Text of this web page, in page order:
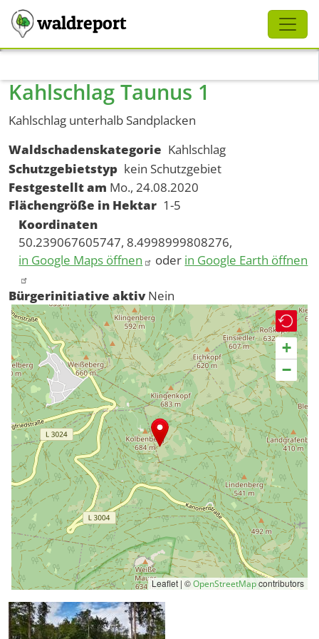
waldreport
Kahlschlag Taunus 1
Kahlschlag unterhalb Sandplacken
Waldschadenskategorie Kahlschlag
Schutzgebietstyp kein Schutzgebiet
Festgestellt am Mo., 24.08.2020
Flächengröße in Hektar 1-5
Koordinaten
50.239067605747, 8.4998999808276,
in Google Maps öffnen
oder in Google Earth öffnen
Bürgerinitiative aktiv Nein
+
−
Leaflet | ©OpenStreetMapcontributors
Schliessen